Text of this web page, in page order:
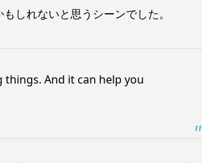
しれないと思うシーンでした。
And it can help you